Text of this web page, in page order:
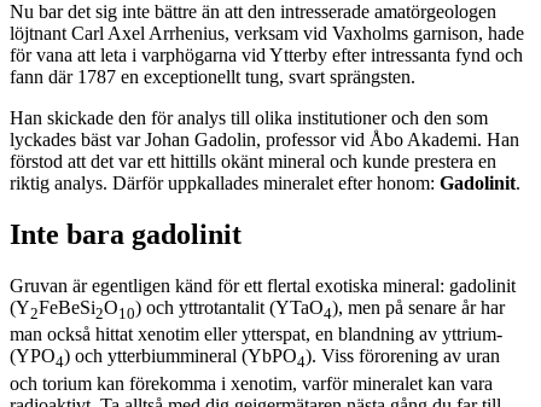
Nu bar det sig inte bättre än att den intresserade amatörgeologen
löjtnant Carl Axel Arrhenius, verksam vid Vaxholms garnison, hade
för vana att leta i varphögarna vid Ytterby efter intressanta fynd och
fann där 1787 en exceptionellt tung, svart sprängsten.
Han skickade den för analys till olika institutioner och den som
lyckades bäst var Johan Gadolin, professor vid Åbo Akademi. Han
förstod att det var ett hittills okänt mineral och kunde prestera en
riktig analys. Därför uppkallades mineralet efter honom: Gadolinit.
Inte bara gadolinit
Gruvan är egentligen känd för ett flertal exotiska mineral: gadolinit
(Y2FeBeSi2O10) och yttrotantalit (YTaO4), men på senare år har
man också hittat xenotim eller ytterspat, en blandning av yttrium-
(YPO4) och ytterbiummineral (YbPO4). Viss förorening av uran
och torium kan förekomma i xenotim, varför mineralet kan vara